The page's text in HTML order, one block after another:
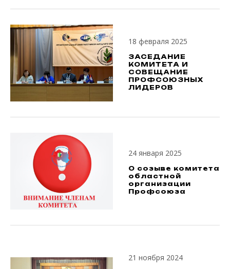
18 февраля 2025
ЗАСЕДАНИЕ
КОМИТЕТА И
СОВЕЩАНИЕ
ПРОФСОЮЗНЫХ
ЛИДЕРОВ
24 января 2025
О созыве комитета
областной
организации
Профсоюза
21 ноября 2024